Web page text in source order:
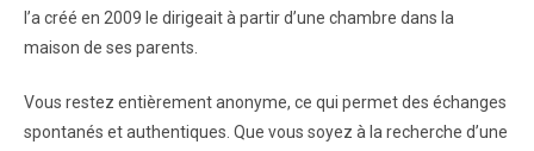
l’a créé en 2009 le dirigeait à partir d’une chambre dans la
maison de ses parents.
Vous restez entièrement anonyme, ce qui permet des échanges
spontanés et authentiques. Que vous soyez à la recherche d’une